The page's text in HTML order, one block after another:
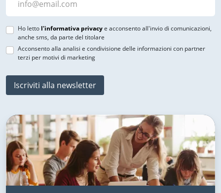
Ho letto l'informativa privacye acconsento all'invio di comunicazioni,
anche sms, da parte del titolare
Acconsento alla analisi e condivisione delle informazioni con partner
terzi per motivi di marketing
Iscriviti alla newsletter